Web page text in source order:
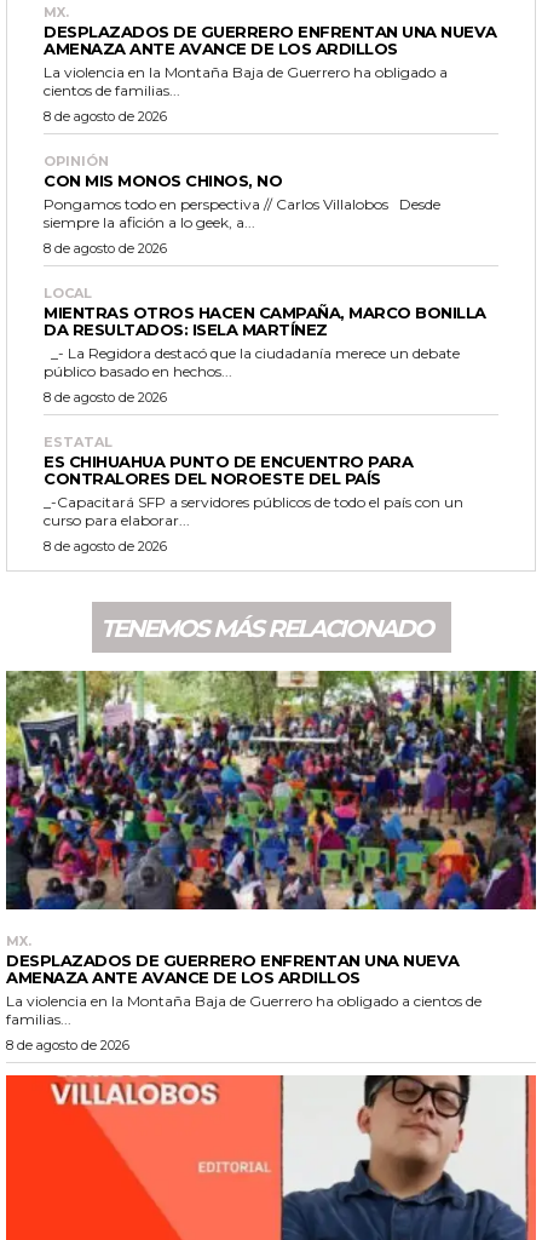
MX.
DESPLAZADOS DE GUERRERO ENFRENTAN UNA NUEVA
AMENAZA ANTE AVANCE DE LOS ARDILLOS
La violencia en la Montaña Baja de Guerrero ha obligado a
cientos de familias...
8 de agosto de 2026
OPINIÓN
CON MIS MONOS CHINOS, NO
Pongamos todo en perspectiva // Carlos Villalobos Desde
siempre la afición a lo geek, a...
8 de agosto de 2026
LOCAL
MIENTRAS OTROS HACEN CAMPAÑA, MARCO BONILLA
DA RESULTADOS: ISELA MARTÍNEZ
público basado en hechos...
8 de agosto de 2026
ESTATAL
ES CHIHUAHUA PUNTO DE ENCUENTRO PARA
CONTRALORES DEL NOROESTE DEL PAÍS
_-Capacitará SFP a servidores públicos de todo el país con un
curso para elaborar...
8 de agosto de 2026
TENEMOS MÁS RELACIONADO
MX.
DESPLAZADOS DE GUERRERO ENFRENTAN UNA NUEVA
AMENAZA ANTE AVANCE DE LOS ARDILLOS
La violencia en la Montaña Baja de Guerrero ha obligado a cientos de
familias...
8 de agosto de 2026